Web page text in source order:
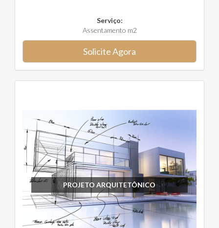
Serviço:
Assentamento m2
Solicite Agora
PROJETO ARQUITETÔNICO